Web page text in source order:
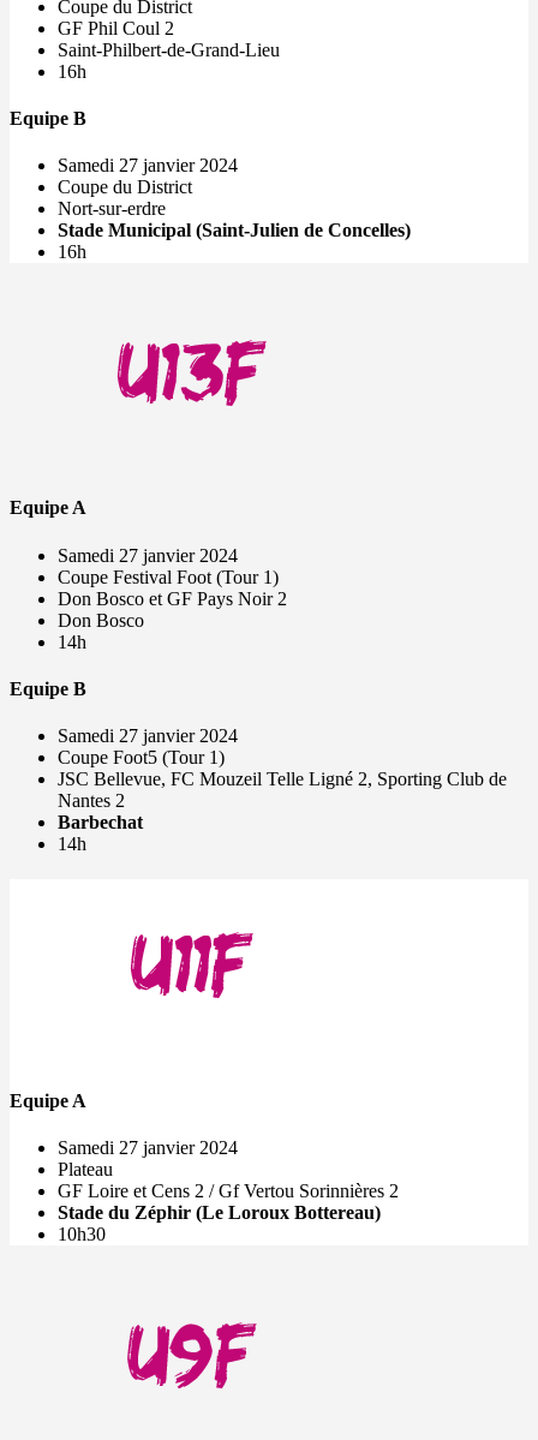
Coupe du District
GF Phil Coul 2
Saint-Philbert-de-Grand-Lieu
16h
Equipe B
Samedi 27 janvier 2024
Coupe du District
Nort-sur-erdre
Stade Municipal (Saint-Julien de Concelles)
16h
Equipe A
Samedi 27 janvier 2024
Coupe Festival Foot (Tour 1)
Don Bosco et GF Pays Noir 2
Don Bosco
14h
Equipe B
Samedi 27 janvier 2024
Coupe Foot5 (Tour 1)
JSC Bellevue, FC Mouzeil Telle Ligné 2, Sporting Club de
Nantes 2
Barbechat
14h
Equipe A
Samedi 27 janvier 2024
Plateau
GF Loire et Cens 2 / Gf Vertou Sorinnières 2
Stade du Zéphir (Le Loroux Bottereau)
10h30